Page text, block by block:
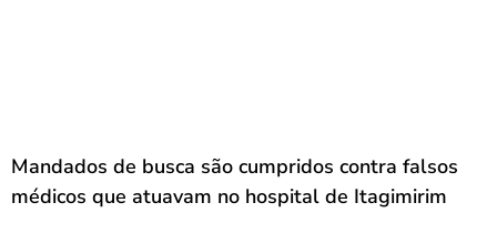
Mandados de busca são cumpridos contra falsos
médicos que atuavam no hospital de Itagimirim